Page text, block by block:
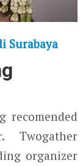
Surabaya
recomended
Twogather
organizer